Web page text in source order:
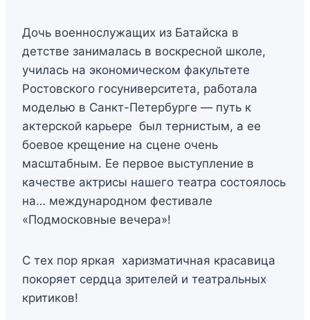
Дочь военнослужащих из Батайска в
детстве занималась в воскресной школе,
училась на экономическом факультете
Ростовского госуниверситета, работала
моделью в Санкт-Петербурге — путь к
актерской карьере был тернистым, а ее
боевое крещение на сцене очень
масштабным. Ее первое выступление в
качестве актрисы нашего театра состоялось
на… международном фестивале
«Подмосковные вечера»!
С тех пор яркая харизматичная красавица
покоряет сердца зрителей и театральных
критиков!